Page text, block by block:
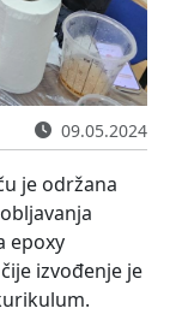
09.05.2024
je održana
epoxy
izvođenje je